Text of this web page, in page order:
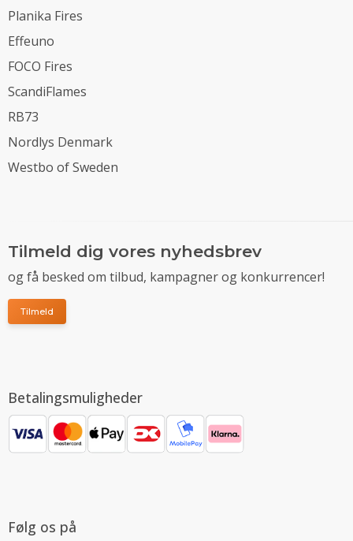
Planika Fires
Effeuno
FOCO Fires
ScandiFlames
RB73
Nordlys Denmark
Westbo of Sweden
Tilmeld dig vores nyhedsbrev
og få besked om tilbud, kampagner og konkurrencer!
Tilmeld
Betalingsmuligheder
Følg os på